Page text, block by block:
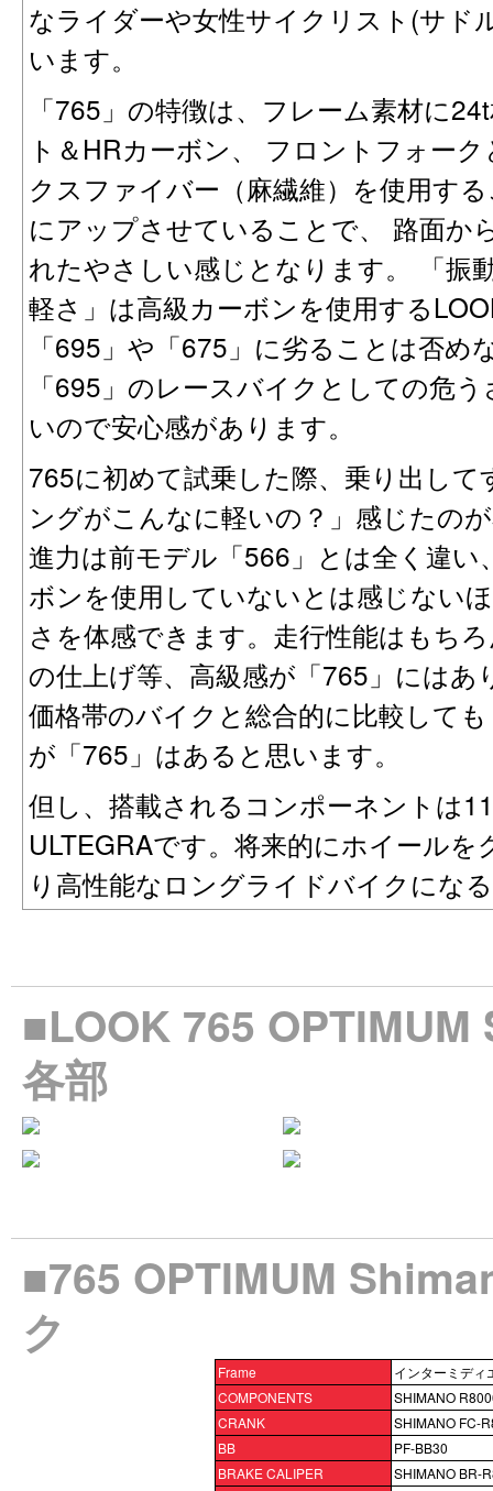
なライダーや女性サイクリスト(サド
います。
「765」の特徴は、フレーム素材に
ト＆HRカーボン、 フロントフォー
クスファイバー（麻繊維）を使用す
にアップさせていることで、 路面か
れたやさしい感じとなります。 「振
軽さ」は高級カーボンを使用する
「695」や「675」に劣ることは否め
「695」のレースバイクとしての危
いので安心感があります。
765に初めて試乗した際、乗り出し
ングがこんなに軽いの？」感じたの
進力は前モデル「566」とは全く違い
ボンを使用していないとは感じない
さを体感できます。走行性能はもち
の仕上げ等、高級感が「765」には
価格帯のバイクと総合的に比較して
が「765」はあると思います。
但し、搭載されるコンポーネントは
ULTEGRAです。将来的にホイール
り高性能なロングライドバイクにな
■LOOK 765
各部
■765 OPTIMUM
ク
Frame
インターミディ
COMPONENTS
SHIMANO
CRANK
SHIMANO FC-
BB
PF-BB30
BRAKE CALIPER
SHIMANO BR-